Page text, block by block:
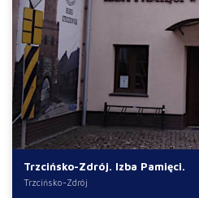
Trzcińsko-Zdrój. Izba Pamięci.
Trzcińsko-Zdrój